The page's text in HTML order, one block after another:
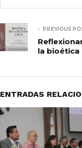
PREVIOUS
la bioética
ENTRADAS